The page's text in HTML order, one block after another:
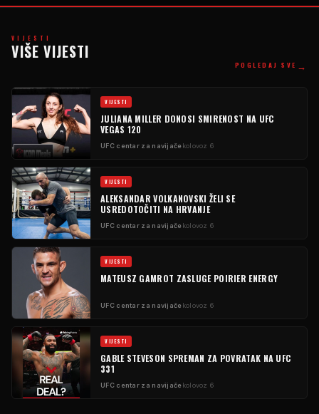
VIJESTI
VIŠE VIJESTI
POGLEDAJ SVE →
VIJESTI
JULIANA MILLER DONOSI SMIRENOST NA UFC
VEGAS 120
UFC centar za navijačekolovoz 6
VIJESTI
ALEKSANDAR VOLKANOVSKI ŽELI SE
USREDOTOČITI NA HRVANJE
UFC centar za navijačekolovoz 6
VIJESTI
MATEUSZ GAMROT ZASLUGE POIRIER ENERGY
UFC centar za navijačekolovoz 6
VIJESTI
GABLE STEVESON SPREMAN ZA POVRATAK NA UFC
331
UFC centar za navijačekolovoz 6